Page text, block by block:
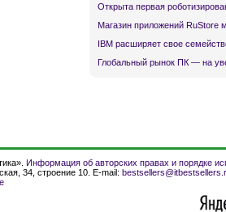
Открыта первая
Магазин приложений RuStore
IBM расширяет свое
Глобальный рынок ПК — на
Информация об авторских правах и порядке
34, строение 10. E-mail: